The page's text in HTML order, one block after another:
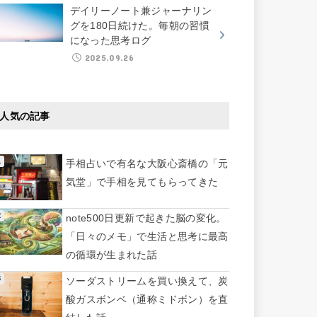
デイリーノート兼ジャーナリン
グを180日続けた。毎朝の習慣
になった思考ログ
2025.09.26
人気の記事
手相占いで有名な大阪心斎橋の「元
気堂」で手相を見てもらってきた
note500日更新で起きた脳の変化。
「日々のメモ」で生活と思考に最高
の循環が生まれた話
ソーダストリームを買い換えて、炭
酸ガスボンベ（通称ミドボン）を直